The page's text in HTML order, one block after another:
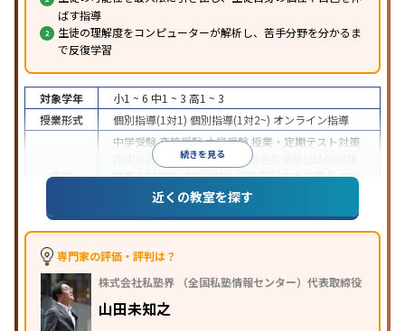
ばす指導
生徒の理解度をコンピューターが解析し、苦手分野を分かるま
で反復学習
続きを見る
対象学年 小1 ~ 6 中1 ~ 3 高1 ~ 3
授業形式
個別指導(1対1) 個別指導(1対2~) オンライン指導
目的
中学受験高校受験大学受験 授業・定期テスト対策
内申点対策
学習習慣の定着
総合型選抜(旧AO)対策
推薦入試対策学校別特化対策国公立大対策私大対
共通テスト対策英検(英語検定)対策
特徴
中高一貫校生に対応授業の振替可能オンライン対
応
1科目から受講可能
室あり
※2023年3月調査。小学校高学年の個別指導塾アンケート調査方法を参
近くの教室を探す
専門家の評価・評判は？
株式会社私塾界 （全国私塾情報センター）代表取締役
山田未知之